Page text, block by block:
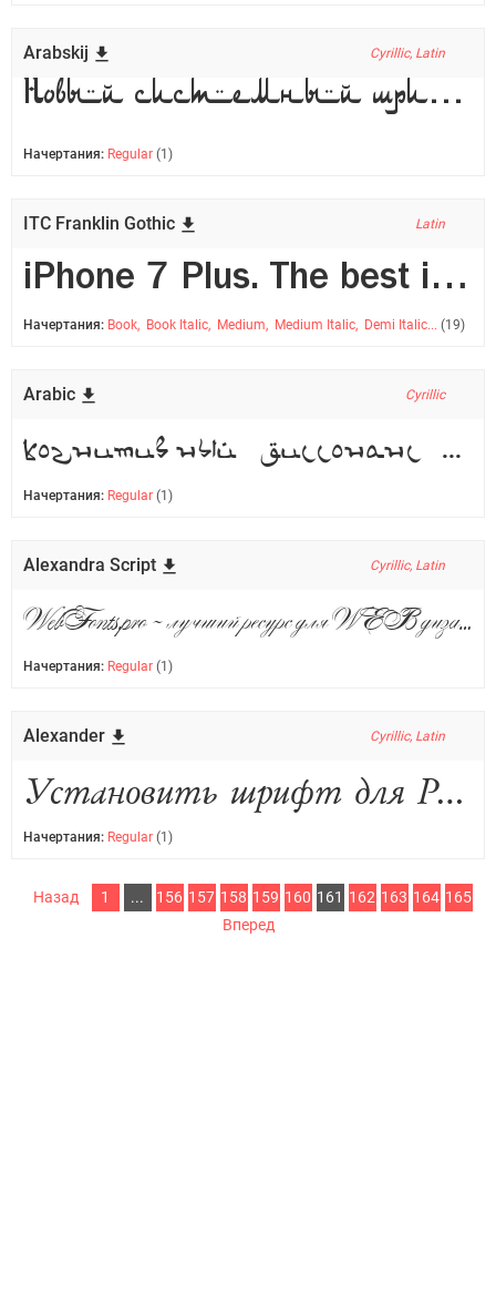
Arabskij Cyrillic, Latin
Начертания: Regular (1)
ITC Franklin Gothic Latin
iPhone 7 Plus. The best iPhone available right now
Начертания: Book, Book Italic, Medium, Medium Italic, Demi Italic... (19)
Arabic Cyrillic
Когнитивный диссонанс — это, когда засыпаешь дольше, чем спишь.
Начертания: Regular (1)
Alexandra Script Cyrillic, Latin
WebFonts.pro - лучший ресурс для WEB дизайнера!
Начертания: Regular (1)
Alexander Cyrillic, Latin
Установить шрифт для Photoshop? Легко! Все ответы в разделе FAQ.
Начертания: Regular (1)
Назад 1 ... 156 157 158 159 160 161 162 163 164 165
Вперед